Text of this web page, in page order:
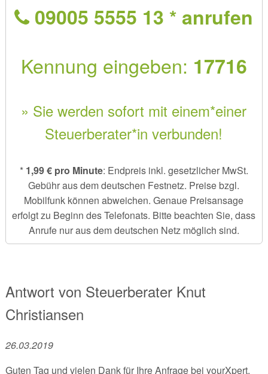
09005 5555 13 * anrufen
Kennung eingeben: 17716
» Sie werden sofort mit einem*einer
Steuerberater*in verbunden!
* 1,99 € pro Minute: Endpreis inkl. gesetzlicher MwSt.
Gebühr aus dem deutschen Festnetz. Preise bzgl.
Mobilfunk können abweichen. Genaue Preisansage
erfolgt zu Beginn des Telefonats. Bitte beachten Sie, dass
Anrufe nur aus dem deutschen Netz möglich sind.
Antwort von Steuerberater Knut
Christiansen
26.03.2019
Guten Tag und vielen Dank für Ihre Anfrage bei yourXpert,